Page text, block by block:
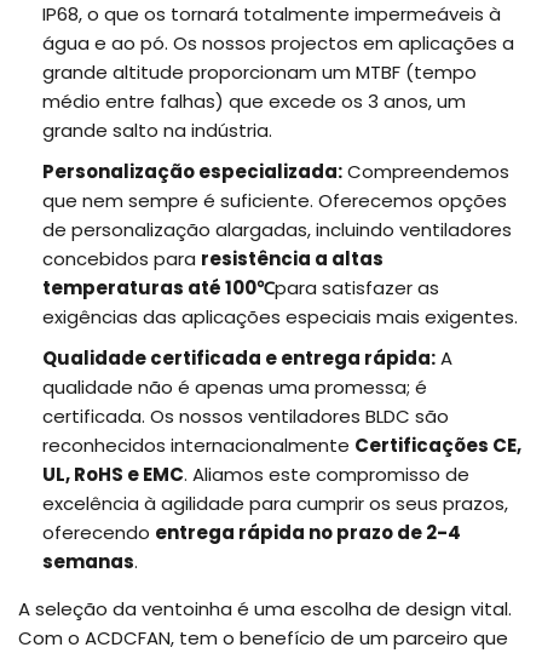
IP68, o que os tornará totalmente impermeáveis à
água e ao pó. Os nossos projectos em aplicações a
grande altitude proporcionam um MTBF (tempo
médio entre falhas) que excede os 3 anos, um
grande salto na indústria.
Personalização especializada:Compreendemos
que nem sempre é suficiente. Oferecemos opções
de personalização alargadas, incluindo ventiladores
concebidos para resistência a altas
temperaturas até 100℃para satisfazer as
exigências das aplicações especiais mais exigentes.
Qualidade certificada e entrega rápida:A
qualidade não é apenas uma promessa; é
certificada. Os nossos ventiladores BLDC são
reconhecidos internacionalmente Certificações CE,
UL, RoHS e EMC. Aliamos este compromisso de
excelência à agilidade para cumprir os seus prazos,
oferecendo entrega rápida no prazo de 2-4
semanas.
A seleção da ventoinha é uma escolha de design vital.
Com o ACDCFAN, tem o benefício de um parceiro que